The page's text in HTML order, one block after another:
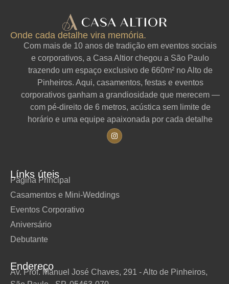
Onde cada detalhe vira memória.
Com mais de 10 anos de tradição em eventos sociais
e corporativos, a Casa Altior chegou a São Paulo
trazendo um espaço exclusivo de 660m² no Alto de
Pinheiros. Aqui, casamentos, festas e eventos
corporativos ganham a grandiosidade que merecem —
com pé-direito de 6 metros, acústica sem limite de
horário e uma equipe apaixonada por cada detalhe
Línks úteis
Página Principal
Casamentos e Mini-Weddings
Eventos Corporativo
Aniversário
Debutante
Endereço
Av. Prof. Manuel José Chaves, 291 - Alto de Pinheiros,